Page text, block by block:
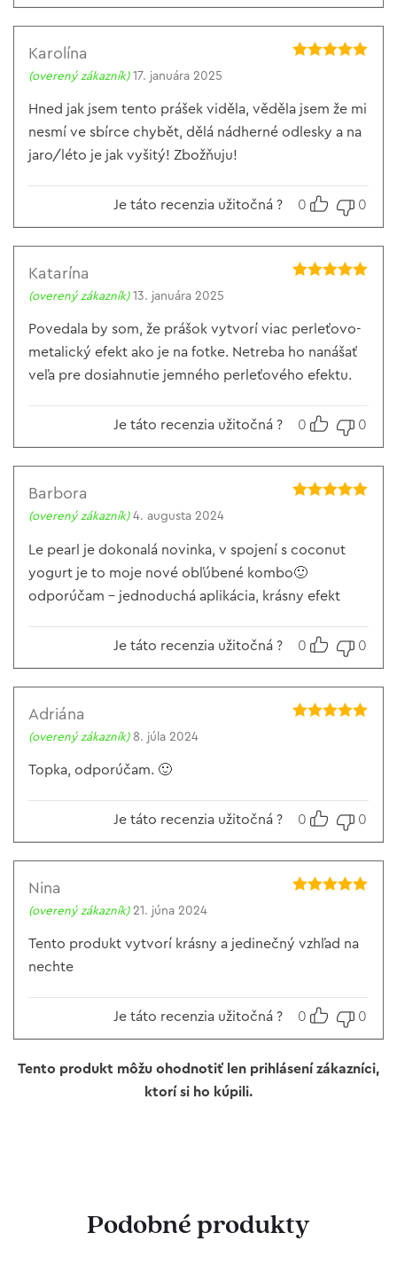
Karolína
(overený zákazník) 17. januára 2025
Hned jak jsem tento prášek viděla, věděla jsem že mi
nesmí ve sbírce chybět, dělá nádherné odlesky a na
jaro/léto je jak vyšitý! Zbožňuju!
Je táto recenzia užitočná ? 0 0
Katarína
(overený zákazník) 13. januára 2025
Povedala by som, že prášok vytvorí viac perleťovo-
metalický efekt ako je na fotke. Netreba ho nanášať
veľa pre dosiahnutie jemného perleťového efektu.
Je táto recenzia užitočná ? 0 0
Barbora
(overený zákazník) 4. augusta 2024
Le pearl je dokonalá novinka, v spojení s coconut
yogurt je to moje nové obľúbené kombo🙂
odporúčam – jednoduchá aplikácia, krásny efekt
Je táto recenzia užitočná ? 0 0
Adriána
(overený zákazník) 8. júla 2024
Topka, odporúčam. 🙂
Je táto recenzia užitočná ? 0 0
Nina
(overený zákazník) 21. júna 2024
Tento produkt vytvorí krásny a jedinečný vzhľad na
nechte
Je táto recenzia užitočná ? 0 0
Tento produkt môžu ohodnotiť len prihlásení zákazníci,
ktorí si ho kúpili.
Podobné produkty